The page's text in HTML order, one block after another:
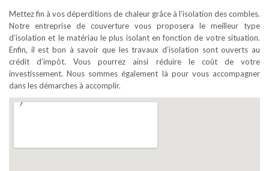
Mettez fin à vos déperditions de chaleur grâce à l’isolation des combles.
Notre entreprise de couverture vous proposera le meilleur type
d’isolation et le matériau le plus isolant en fonction de votre situation.
Enfin, il est bon à savoir que les travaux d’isolation sont ouverts au
crédit d’impôt. Vous pourrez ainsi réduire le coût de votre
investissement. Nous sommes également là pour vous accompagner
dans les démarches à accomplir.